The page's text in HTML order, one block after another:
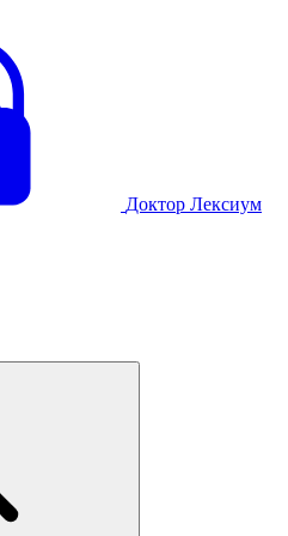
Доктор Лексиум